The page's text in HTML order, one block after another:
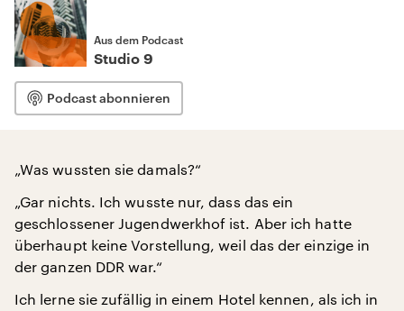
Aus dem Podcast
Studio 9
Podcast abonnieren
„Was wussten sie damals?“
„Gar nichts. Ich wusste nur, dass das ein
geschlossener Jugendwerkhof ist. Aber ich hatte
überhaupt keine Vorstellung, weil das der einzige in
der ganzen DDR war.“
Ich lerne sie zufällig in einem Hotel kennen, als ich in